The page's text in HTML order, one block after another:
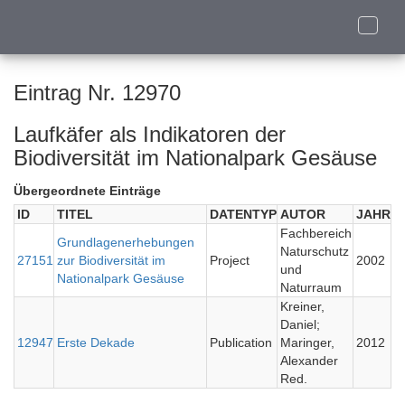
Toggle
Eintrag Nr. 12970
Laufkäfer als Indikatoren der
Biodiversität im Nationalpark Gesäuse
Übergeordnete Einträge
ID
TITEL DATENTYP AUTOR JAHR
27151
Grundlagenerhebungen
zur Biodiversität im
Nationalpark Gesäuse
Project
Fachbereich
Naturschutz
und
Naturraum
2002
12947 Erste Dekade Publication
Kreiner,
Daniel;
Maringer,
Alexander
Red.
2012